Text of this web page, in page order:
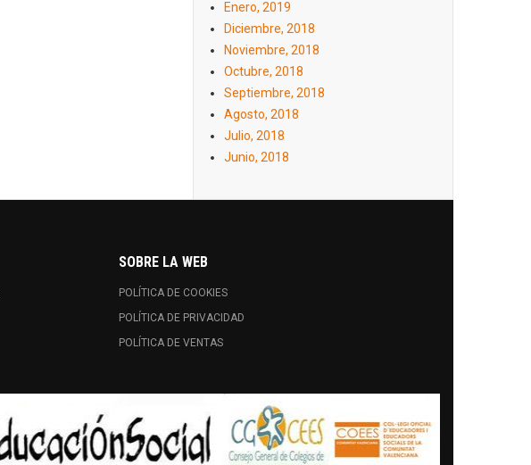
Enero, 2019
Diciembre, 2018
Noviembre, 2018
Octubre, 2018
Septiembre, 2018
Agosto, 2018
Julio, 2018
Junio, 2018
SOBRE LA WEB
POLÍTICA DE COOKIES
POLÍTICA DE PRIVACIDAD
POLÍTICA DE VENTAS